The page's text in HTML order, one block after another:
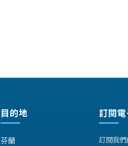
目的地
芬蘭
訂閱
訂閱我